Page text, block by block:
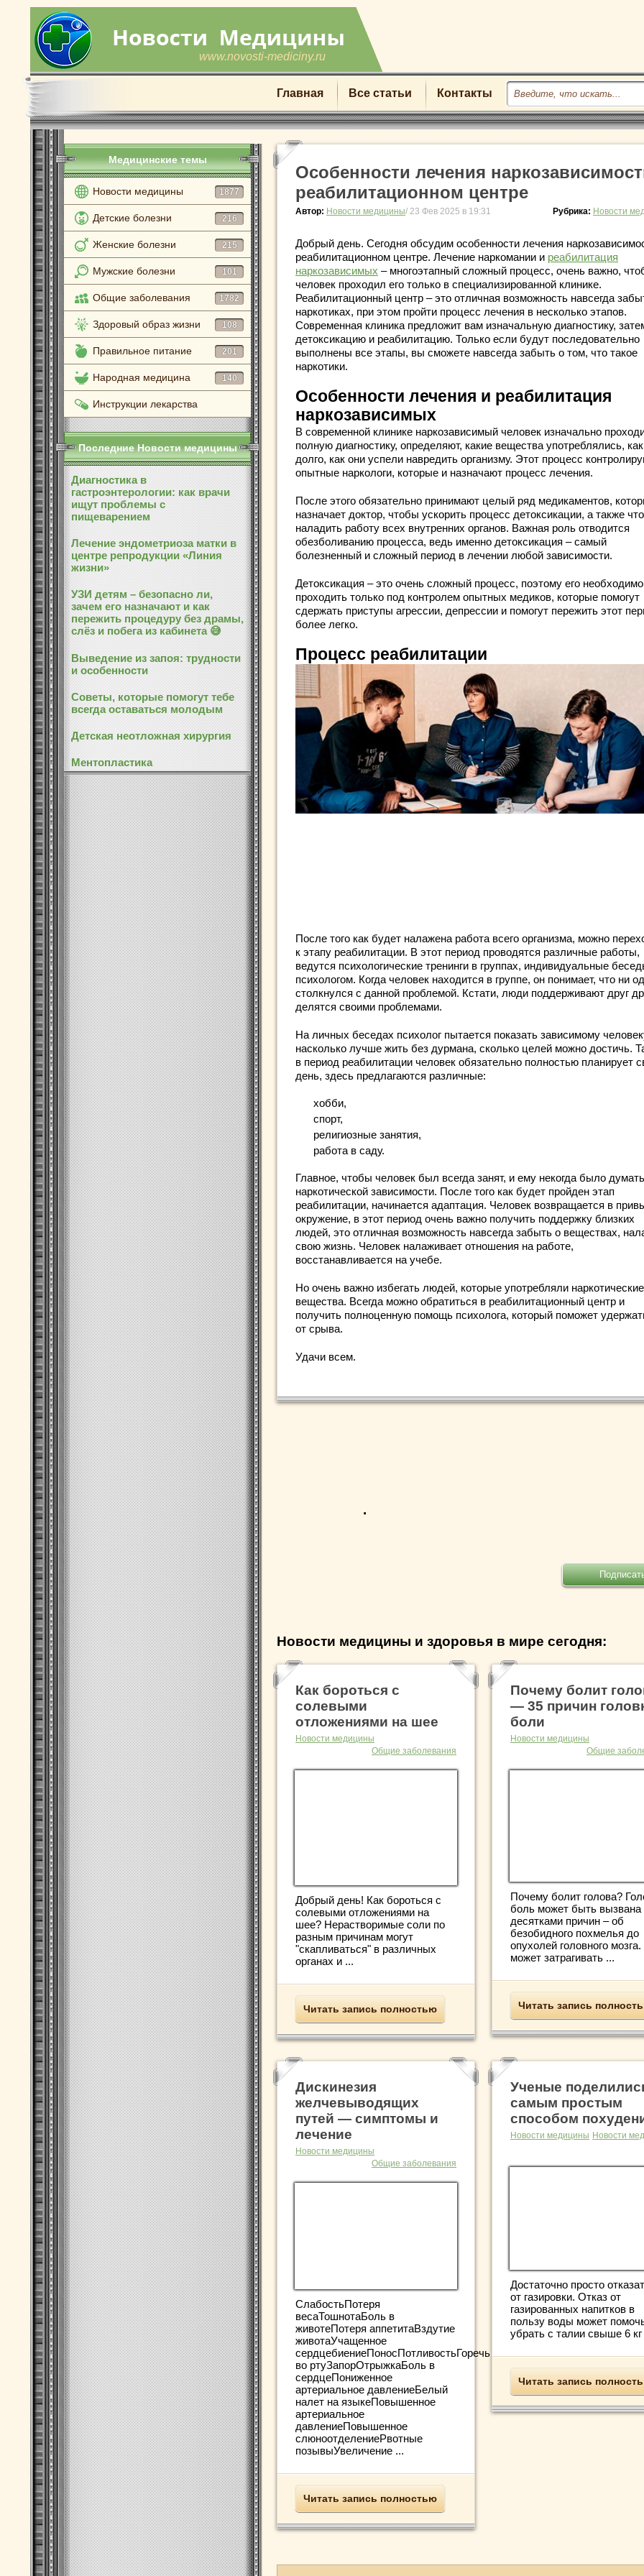
www.novosti-mediciny.ru
Главная Все статьи Контакты
Медицинские темы
Новости медицины 1877
Детские болезни 216
Женские болезни 215
Мужские болезни 101
Общие заболевания 1782
Здоровый образ жизни 108
Правильное питание 201
Народная медицина 140
Инструкции лекарства
Последние Новости медицины
Диагностика в
гастроэнтерологии: как врачи
ищут проблемы с
пищеварением
Лечение эндометриоза матки в
центре репродукции «Линия
жизни»
УЗИ детям – безопасно ли,
зачем его назначают и как
пережить процедуру без драмы,
слёз и побега из кабинета 😅
Выведение из запоя: трудности
и особенности
Советы, которые помогут тебе
всегда оставаться молодым
Детская неотложная хирургия
Ментопластика
Особенности лечения
реабилитационном центре
Автор: Новости медицины/ 23 Фев 2025 в 19:31 Рубрика: Новости
Добрый день. Сегодня обсудим особенности лечения
реабилитационном центре. Лечение наркомании и реабилитация
наркозависимых – многоэтапный сложный процесс, очень важно,
человек проходил его только в специализированной клинике.
Реабилитационный центр – это отличная возможность навсегда
наркотиках, при этом пройти процесс лечения в несколько этапов.
Современная клиника предложит вам изначальную диагностику,
детоксикацию и реабилитацию. Только если будут последовательно
выполнены все этапы, вы сможете навсегда забыть о том, что такое
наркотики.
Особенности лечения и реабилитация
наркозависимых
В современной клинике наркозависимый человек изначально
полную диагностику, определяют, какие вещества употреблялись, как
долго, как они успели навредить организму. Этот процесс
опытные наркологи, которые и назначают процесс лечения.
После этого обязательно принимают целый ряд медикаментов,
назначает доктор, чтобы ускорить процесс детоксикации, а также
наладить работу всех внутренних органов. Важная роль отводится
обезболиванию процесса, ведь именно детоксикация – самый
болезненный и сложный период в лечении любой зависимости.
Детоксикация – это очень сложный процесс, поэтому его необходимо
проходить только под контролем опытных медиков, которые помогут
сдержать приступы агрессии, депрессии и помогут пережить этот
более легко.
Процесс реабилитации
После того как будет налажена работа всего организма, можно
к этапу реабилитации. В этот период проводятся различные работы,
ведутся психологические тренинги в группах, индивидуальные
психологом. Когда человек находится в группе, он понимает, что ни
столкнулся с данной проблемой. Кстати, люди поддерживают друг
делятся своими проблемами.
На личных беседах психолог пытается показать зависимому
насколько лучше жить без дурмана, сколько целей можно достичь.
в период реабилитации человек обязательно полностью планирует
день, здесь предлагаются различные:
хобби,
спорт,
религиозные занятия,
работа в саду.
Главное, чтобы человек был всегда занят, и ему некогда было
наркотической зависимости. После того как будет пройден этап
реабилитации, начинается адаптация. Человек возвращается в
окружение, в этот период очень важно получить поддержку близких
людей, это отличная возможность навсегда забыть о веществах,
свою жизнь. Человек налаживает отношения на работе,
восстанавливается на учебе.
Но очень важно избегать людей, которые употребляли наркотические
вещества. Всегда можно обратиться в реабилитационный центр и
получить полноценную помощь психолога, который поможет
от срыва.
Удачи всем.
.
Новости медицины и здоровья в мире сегодня:
Как бороться с
солевыми
отложениями на шее
Новости медицины
Общие заболевания
Добрый день! Как бороться с
солевыми отложениями на
шее? Нерастворимые соли по
разным причинам могут
"скапливаться" в различных
органах и ...
Читать запись полностью
Почему болит
— 35 причин
боли
Новости медицины
Общие
Почему болит голова?
боль может быть вызвана
десятками причин – об
безобидного похмелья до
опухолей головного
может затрагивать ...
Читать запись
Дискинезия
желчевыводящих
путей — симптомы и
лечение
Новости медицины
Общие заболевания
СлабостьПотеря
весаТошнотаБоль в
животеПотеря аппетитаВздутие
животаУчащенное
сердцебиениеПоносПотливостьГоречь
во ртуЗапорОтрыжкаБоль в
сердцеПониженное
артериальное давлениеБелый
налет на языкеПовышенное
артериальное
давлениеПовышенное
слюноотделениеРвотные
позывыУвеличение ...
Читать запись полностью
Ученые
самым простым
способом
Новости медицины Новости
Достаточно просто
от газировки. Отказ от
газированных напитков в
пользу воды может
убрать с талии свыше 6 кг
Читать запись